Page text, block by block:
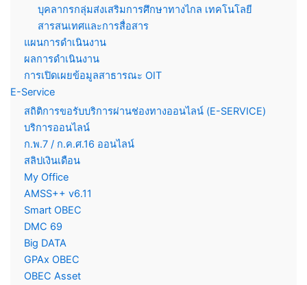
บุคลากรกลุ่มส่งเสริมการศึกษาทางไกล เทคโนโลยี
สารสนเทศและการสื่อสาร
แผนการดำเนินงาน
ผลการดำเนินงาน
การเปิดเผยข้อมูลสาธารณะ OIT
E-Service
สถิติการขอรับบริการผ่านช่องทางออนไลน์ (E-SERVICE)
บริการออนไลน์
ก.พ.7 / ก.ค.ศ.16 ออนไลน์
สลิปเงินเดือน
My Office
AMSS++ v6.11
Smart OBEC
DMC 69
Big DATA
GPAx OBEC
OBEC Asset